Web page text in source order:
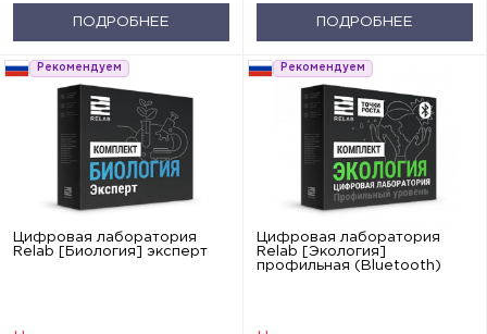
ПОДРОБНЕЕ ПОДРОБНЕЕ
Рекомендуем
Цифровая лаборатория
Relab [Биология] эксперт
Рекомендуем
Цифровая лаборатория
Relab [Экология]
профильная (Bluetooth)